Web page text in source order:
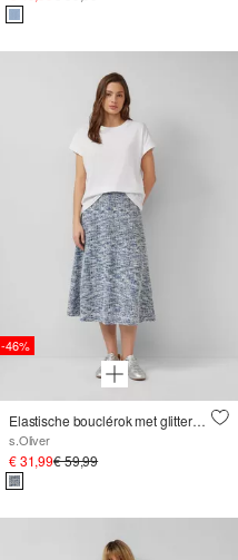
-46%
Elastische bouclérok met glittergaren
s.Oliver
€ 31,99€ 59,99